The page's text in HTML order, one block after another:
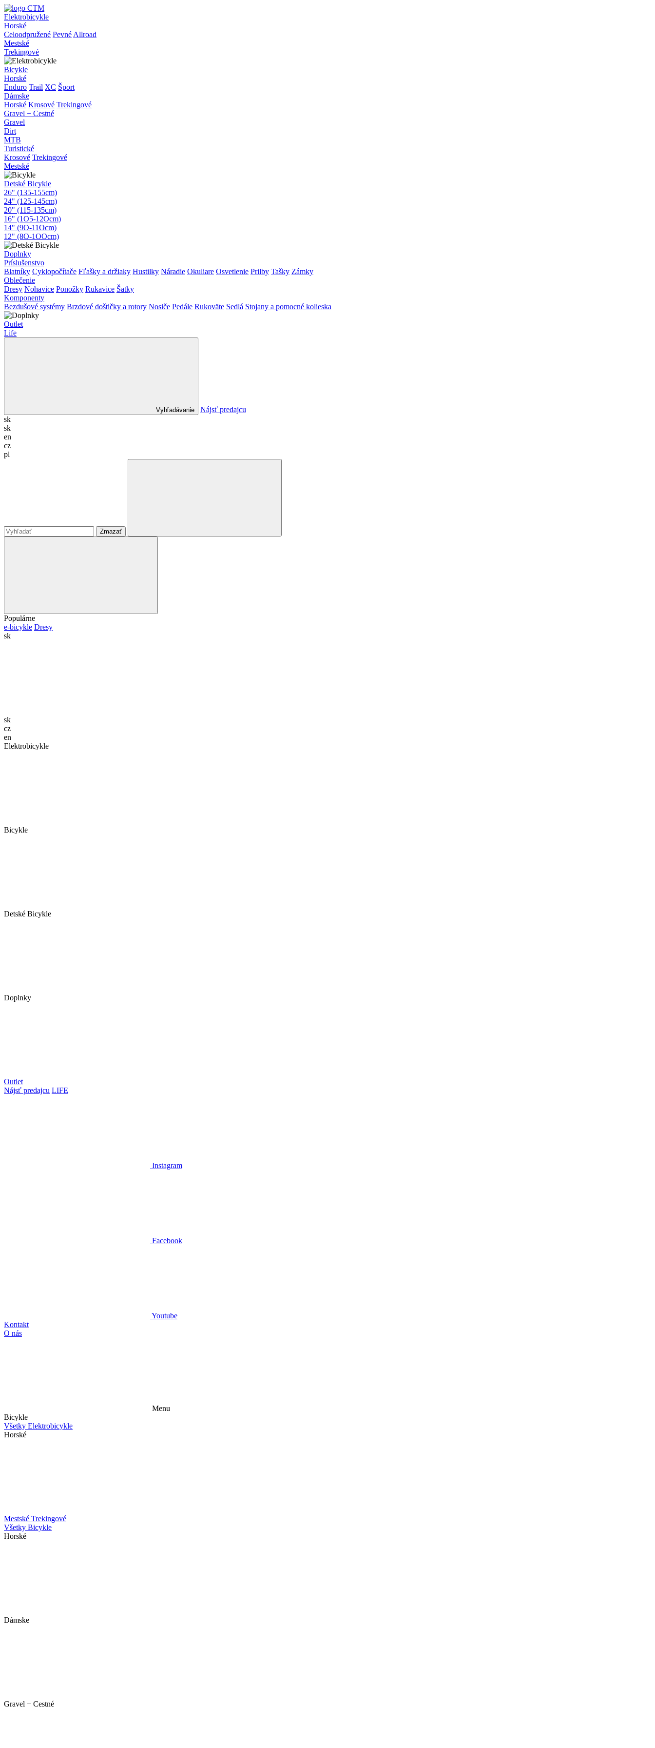
Elektrobicykle
Horské
Celoodpružené Pevné Allroad
Mestské
Trekingové
Bicykle
Horské
Enduro Trail XC Šport
Dámske
Horské Krosové Trekingové
Gravel + Cestné
Gravel
Dirt
MTB
Turistické
Krosové Trekingové
Mestské
Detské Bicykle
26" (135-155cm)
24" (125-145cm)
20" (115-135cm)
16" (1O5-12Ocm)
14" (9O-11Ocm)
12" (8O-1OOcm)
Doplnky
Príslušenstvo
Blatníky Cyklopočítače Fľašky a držiaky Hustilky Náradie Okuliare Osvetlenie Prilby Tašky Zámky
Oblečenie
Dresy Nohavice Ponožky Rukavice Šatky
Komponenty
Bezdušové systémy Brzdové doštičky a rotory Nosiče Pedále Rukoväte Sedlá Stojany a pomocné kolieska
Outlet
Life
Vyhľadávanie
Nájsť predajcu
sk
sk
en
cz
pl
Zmazať
Populárne
e-bicykle Dresy
sk
sk
cz
en
Elektrobicykle
Bicykle
Detské Bicykle
Doplnky
Outlet
Nájsť predajcu LIFE
Instagram
Facebook
Youtube
Kontakt
O nás
Menu
Bicykle
Všetky Elektrobicykle
Horské
Mestské Trekingové
Všetky Bicykle
Horské
Dámske
Gravel + Cestné